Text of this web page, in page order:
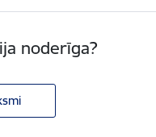
noderīga?